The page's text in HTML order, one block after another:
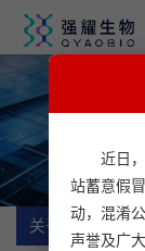
关于我们
近日
站蓄意假
动，混淆
声誉及广